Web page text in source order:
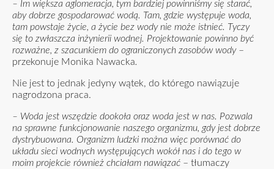
– Im większa aglomeracja, tym bardziej powinniśmy się starać,
aby dobrze gospodarować wodą. Tam, gdzie występuje woda,
tam powstaje życie, a życie bez wody nie może istnieć. Tyczy
się to zwłaszcza inżynierii wodnej. Projektowanie powinno być
rozważne, z szacunkiem do ograniczonych zasobów wody –
przekonuje Monika Nawacka.
Nie jest to jednak jedyny wątek, do którego nawiązuje
nagrodzona praca.
– Woda jest wszędzie dookoła oraz woda jest w nas. Pozwala
na sprawne funkcjonowanie naszego organizmu, gdy jest dobrze
dystrybuowana. Organizm ludzki można więc porównać do
układu sieci wodnych występujących wokół nas i do tego w
moim projekcie również chciałam nawiązać – tłumaczy